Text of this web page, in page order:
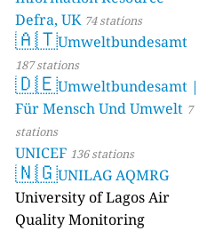
Defra, UK 74 stations
🇦🇹Umweltbundesamt
187 stations
🇩🇪Umweltbundesamt |
Für Mensch Und Umwelt 7
stations
UNICEF 136 stations
🇳🇬UNILAG AQMRG
University of Lagos Air
Quality Monitoring